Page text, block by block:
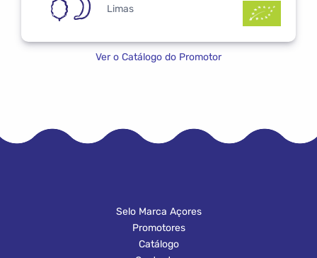
Limas
Ver o Catálogo do Promotor
Selo Marca Açores
Promotores
Catálogo